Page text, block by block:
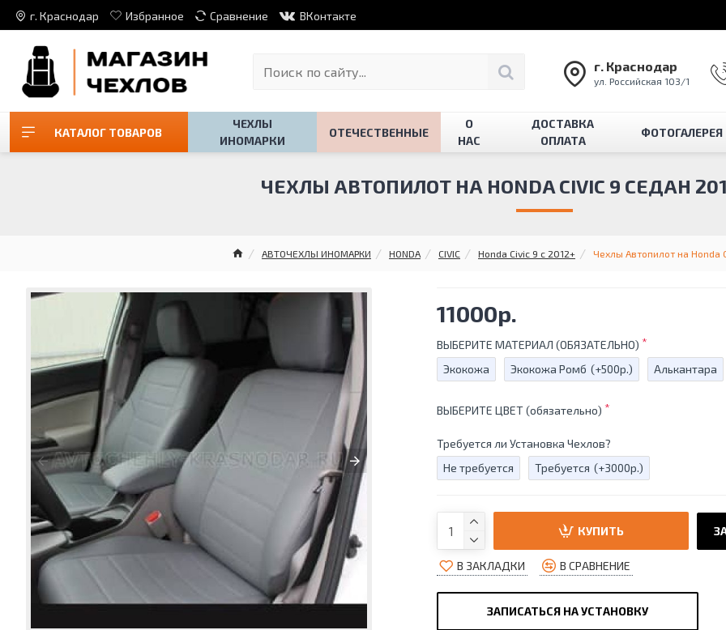
г. Краснодар Избранное Сравнение ВКонтакте
г. Краснодар
ул. Российская 103/1
КАТАЛОГ ТОВАРОВ
ЧЕХЛЫ
ИНОМАРКИ
ОТЕЧЕСТВЕННЫЕ
О
НАС
ДОСТАВКА
ОПЛАТА
ФОТОГАЛЕРЕЯ
АВТОЧЕХЛЫ ИНОМАРКИ HONDA CIVIC Honda Civic 9 с 2012+ Чехлы Автопилот на Honda
ЧЕХЛЫ АВТОПИЛОТ НА HONDA CIVIC 9 СЕДАН
11000р.
ВЫБЕРИТЕ МАТЕРИАЛ (ОБЯЗАТЕЛЬНО)
Экокожа
Экокожа Ромб (+500р.) Алькантара
ВЫБЕРИТЕ ЦВЕТ (обязательно)
Требуется ли Установка Чехлов?
Не требуется
Требуется (+3000р.)
КУПИТЬ
В ЗАКЛАДКИ В СРАВНЕНИЕ
ЗАПИСАТЬСЯ НА УСТАНОВКУ